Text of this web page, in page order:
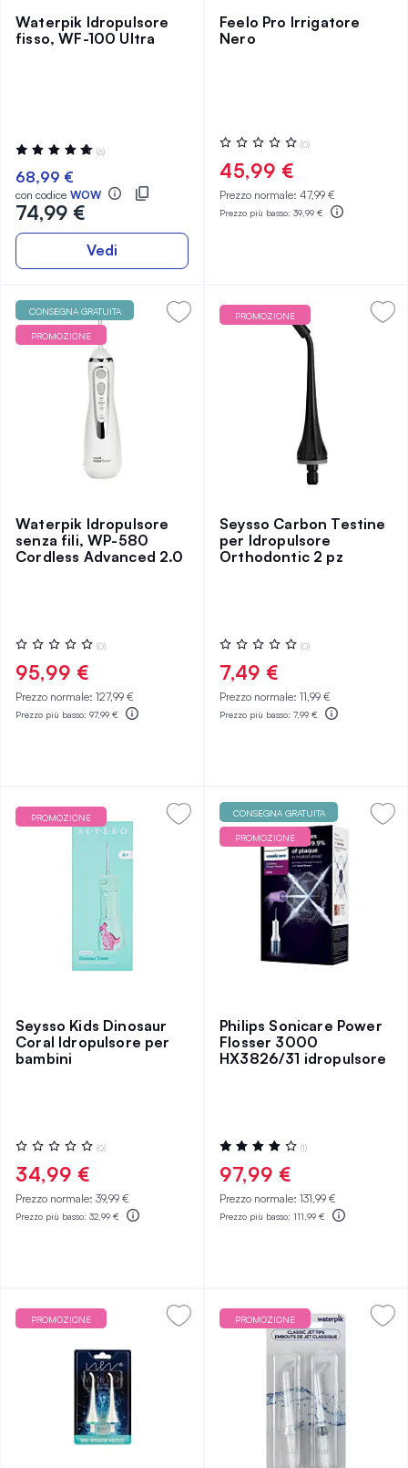
Waterpik Idropulsore
fisso, WF-100 Ultra
Valutazione:
99%
(6)
68,99 €
con codice WOW
74,99 €
Vedi
Feelo Pro Irrigatore
Nero
Valutazione:
0%
(0)
45,99 €
Prezzo normale: 47,99 €
Prezzo più basso: 39,99 €
CONSEGNA GRATUITA
PROMOZIONE
Waterpik Idropulsore
senza fili, WP-580
Cordless Advanced 2.0
Valutazione:
0%
(0)
95,99 €
Prezzo normale: 127,99 €
Prezzo più basso: 97,99 €
PROMOZIONE
Seysso Carbon Testine
per Idropulsore
Orthodontic 2 pz
Valutazione:
0%
(0)
7,49 €
Prezzo normale: 11,99 €
Prezzo più basso: 7,99 €
PROMOZIONE
Seysso Kids Dinosaur
Coral Idropulsore per
bambini
Valutazione:
0%
(0)
34,99 €
Prezzo normale: 39,99 €
Prezzo più basso: 32,99 €
CONSEGNA GRATUITA
PROMOZIONE
Philips Sonicare Power
Flosser 3000
HX3826/31 idropulsore
Valutazione:
80%
(1)
97,99 €
Prezzo normale: 131,99 €
Prezzo più basso: 111,99 €
PROMOZIONE PROMOZIONE